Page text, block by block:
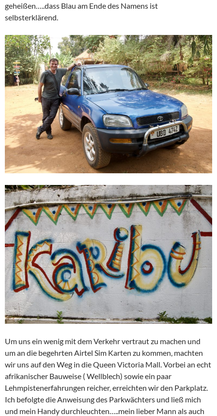
geheißen…..dass Blau am Ende des Namens ist
selbsterklärend.
Um uns ein wenig mit dem Verkehr vertraut zu machen und
um an die begehrten Airtel Sim Karten zu kommen, machten
wir uns auf den Weg in die Queen Victoria Mall. Vorbei an echt
afrikanischer Bauweise ( Wellblech) sowie ein paar
Lehmpistenerfahrungen reicher, erreichten wir den Parkplatz.
Ich befolgte die Anweisung des Parkwächters und ließ mich
und mein Handy durchleuchten…..mein lieber Mann als auch